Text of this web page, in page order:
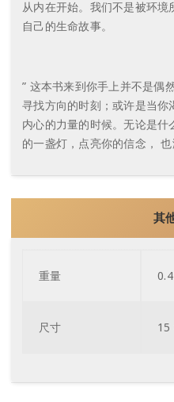
从内在开始。我们不是被环
自己的生命故事。
” 这本书来到你手上并不是偶
寻找方向的时刻；或许是当
内心的力量的时候。无论是
的一盏灯，点亮你的信念， 也
其
重量
尺寸 15